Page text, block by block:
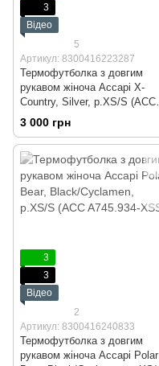
3
Відео
5
Артикул: 8300416223287
Термофутболка з довгим
рукавом жіноча Accapi X-
Country, Silver, р.XS/S (ACC
А651.950-XSS)
3 000 грн
3
3
Відео
2
Артикул: 8300416240833
Термофутболка з довгим
рукавом жіноча Accapi Polar